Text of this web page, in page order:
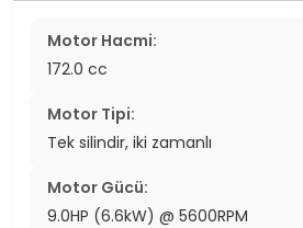
Motor Hacmi:
172.0 cc
Motor Tipi:
Tek silindir, iki zamanlı
Motor Gücü:
9.0HP (6.6kW) @ 5600RPM